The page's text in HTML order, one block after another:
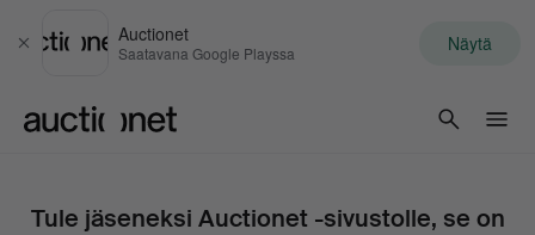
Sulje
Auctionet
Saatavana Google Playssa Näytä
Tule jäseneksi Auctionet -sivustolle, se on